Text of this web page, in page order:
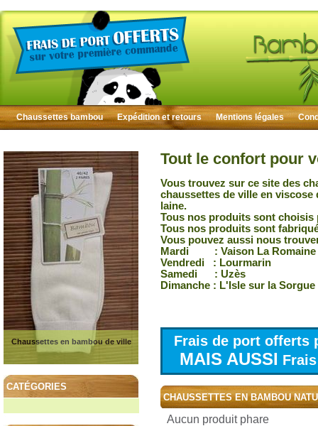
Chaussettes bambou Expédition et retours Mentions légales
Chaussettes en bambou de ville
CATÉGORIES
Tout le confort pour
Vous trouvez sur ce site des
chaussettes de ville en
laine.
Tous nos produits sont choisis
Tous nos produits sont
Vous pouvez aussi nous
Mardi : Vaison La Romaine
Vendredi : Lourmarin
Samedi : Uzès
Dimanche : L'Isle sur la Sorgue
Frais de port offerts
MAIS AUSSI
CHAUSSETTES EN BAMBOU
Aucun produit phare